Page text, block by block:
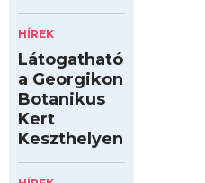
HÍREK
Látogatható
a Georgikon
Botanikus
Kert
Keszthelyen